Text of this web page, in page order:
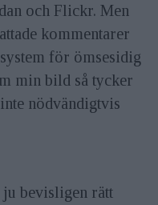
och Flickr. Men
kommentarer
för ömsesidig
min bild så tycker
nödvändigtvis
bevisligen rätt